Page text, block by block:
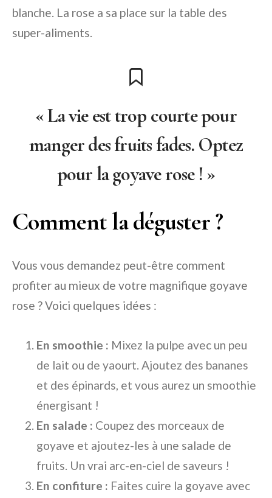
blanche. La rose a sa place sur la table des
super-aliments.
« La vie est trop courte pour
manger des fruits fades. Optez
pour la goyave rose ! »
Comment la déguster ?
Vous vous demandez peut-être comment
profiter au mieux de votre magnifique goyave
rose ? Voici quelques idées :
En smoothie : Mixez la pulpe avec un peu
de lait ou de yaourt. Ajoutez des bananes
et des épinards, et vous aurez un smoothie
énergisant !
En salade : Coupez des morceaux de
goyave et ajoutez-les à une salade de
fruits. Un vrai arc-en-ciel de saveurs !
En confiture : Faites cuire la goyave avec